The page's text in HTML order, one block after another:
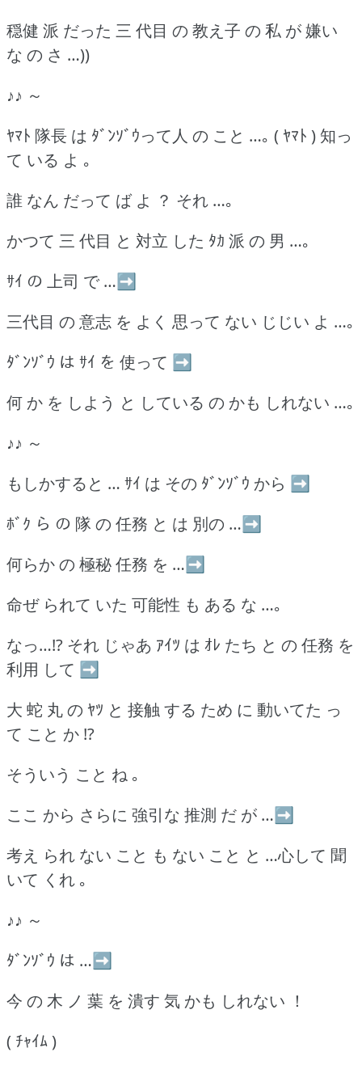
穏健 派 だった 三 代目 の 教え子 の 私 が 嫌い
な の さ …))
♪♪ ～
ﾔﾏﾄ 隊長 は ﾀﾞﾝｿﾞｳって人 の こと …｡ ( ﾔﾏﾄ ) 知っ
て いる よ ｡
誰 なん だって ば よ ？ それ …｡
かつて 三 代目 と 対立 した ﾀｶ 派 の 男 …｡
ｻｲ の 上司 で …➡
三代目 の 意志 を よく 思って ない じじい よ …｡
ﾀﾞﾝｿﾞｳ は ｻｲ を 使って ➡
何 か を しよう と している の かも しれない …｡
♪♪ ～
もしかすると … ｻｲ は その ﾀﾞﾝｿﾞｳ から ➡
ﾎﾞｸ ら の 隊 の 任務 と は 別の …➡
何らか の 極秘 任務 を …➡
命ぜ られて いた 可能性 も ある な …｡
なっ…!? それ じゃあ ｱｲﾂ は ｵﾚ たち と の 任務 を
利用 して ➡
大 蛇 丸 の ﾔﾂ と 接触 する ため に 動いてた っ
て こと か !?
そういう こと ね ｡
ここ から さらに 強引な 推測 だ が …➡
考え られ ない こと も ない こと と …心して 聞
いて くれ ｡
♪♪ ～
ﾀﾞﾝｿﾞｳ は …➡
今 の 木 ノ 葉 を 潰す 気 かも しれない ！
( ﾁｬｲﾑ )